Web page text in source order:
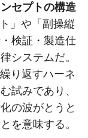
セプトの構造
」や「副操縦
検証・製造仕
システムだ。
り返すハーネ
試みであり、
の波がとうと
を意味する。